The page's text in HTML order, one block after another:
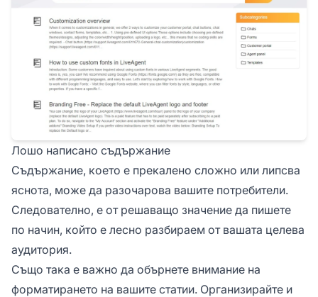
Лошо написано съдържание
Съдържание, което е прекалено сложно или липсва
яснота, може да разочарова вашите потребители.
Следователно, е от решаващо значение да пишете
по начин, който е лесно разбираем от вашата целева
аудитория.
Също така е важно да обърнете внимание на
форматирането на вашите статии. Организирайте и